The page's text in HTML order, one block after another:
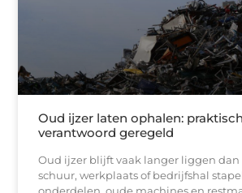
Oud ijzer laten ophalen:
verantwoord geregeld
Oud ijzer blijft vaak langer liggen dan
schuur, werkplaats of bedrijfshal